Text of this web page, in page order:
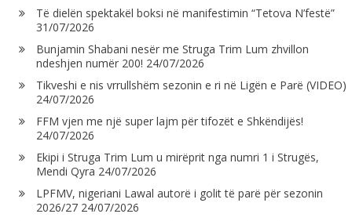
Të dielën spektakël boksi në manifestimin “Tetova N’festë”
31/07/2026
Bunjamin Shabani nesër me Struga Trim Lum zhvillon
ndeshjen numër 200! 24/07/2026
Tikveshi e nis vrrullshëm sezonin e ri në Ligën e Parë (VIDEO)
24/07/2026
FFM vjen me një super lajm për tifozët e Shkëndijës!
24/07/2026
Ekipi i Struga Trim Lum u mirëprit nga numri 1 i Strugës,
Mendi Qyra 24/07/2026
LPFMV, nigeriani Lawal autorë i golit të parë për sezonin
2026/27 24/07/2026